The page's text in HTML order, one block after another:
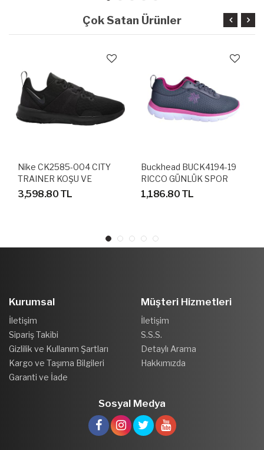
Çok Satan Ürünler
Nike CK2585-004 CITY
TRAINER KOŞU VE
YÜRÜYÜŞ AYAKKABISI
3,598.80 TL
Buckhead BUCK4194-19
RICCO GÜNLÜK SPOR
AYAKKABI
1,186.80 TL
Kurumsal
İletişim
Sipariş Takibi
Gizlilik ve Kullanım Şartları
Kargo ve Taşıma Bilgileri
Garanti ve İade
Müşteri Hizmetleri
İletişim
S.S.S.
Detaylı Arama
Hakkımızda
Sosyal Medya